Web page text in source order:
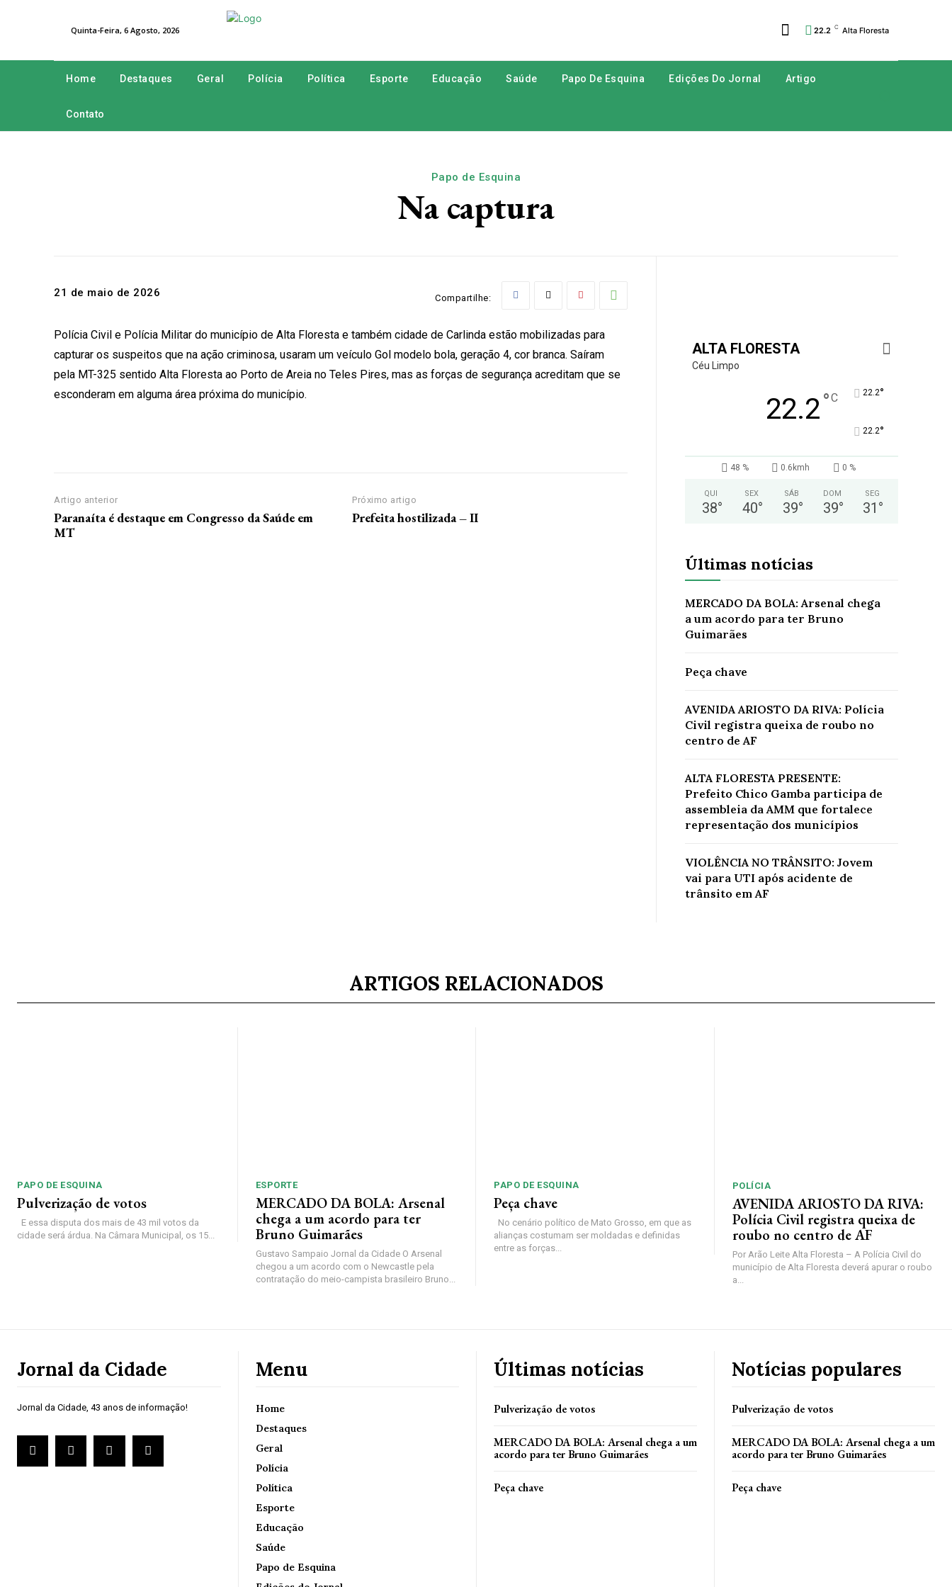
Quinta-Feira, 6 Agosto, 2026 22.2 C Alta Floresta
Home Destaques Geral Polícia Política Esporte Educação Saúde Papo De Esquina Edições Do Jornal Artigo
Contato
Papo de Esquina
Na captura
21 de maio de 2026 Compartilhe:
Polícia Civil e Polícia Militar do município de Alta Floresta e também cidade de Carlinda estão mobilizadas para
capturar os suspeitos que na ação criminosa, usaram um veículo Gol modelo bola, geração 4, cor branca. Saíram
pela MT-325 sentido Alta Floresta ao Porto de Areia no Teles Pires, mas as forças de segurança acreditam que se
esconderam em alguma área próxima do município.
Artigo anterior
Paranaíta é destaque em Congresso da Saúde em
MT
Próximo artigo
Prefeita hostilizada – II
ALTA FLORESTA
Céu Limpo
22.2°C 22.2°
22.2°
48 % 0.6kmh 0 %
QUI
38°
SEX
40°
SÁB
39°
DOM
39°
SEG
31 °
Últimas notícias
MERCADO DA BOLA: Arsenal chega
a um acordo para ter Bruno
Guimarães
Peça chave
AVENIDA ARIOSTO DA RIVA: Polícia
Civil registra queixa de roubo no
centro de AF
ALTA FLORESTA PRESENTE:
Prefeito Chico Gamba participa de
assembleia da AMM que fortalece
representação dos municípios
VIOLÊNCIA NO TRÂNSITO: Jovem
vai para UTI após acidente de
trânsito em AF
ARTIGOS RELACIONADOS
PAPO DE ESQUINA
Pulverização de votos
E essa disputa dos mais de 43 mil votos da
cidade será árdua. Na Câmara Municipal, os 15...
ESPORTE
MERCADO DA BOLA: Arsenal
chega a um acordo para ter
Bruno Guimarães
Gustavo Sampaio Jornal da Cidade O Arsenal
chegou a um acordo com o Newcastle pela
contratação do meio-campista brasileiro Bruno...
PAPO DE ESQUINA
Peça chave
No cenário político de Mato Grosso, em que as
alianças costumam ser moldadas e definidas
entre as forças...
POLÍCIA
AVENIDA ARIOSTO DA RIVA:
Polícia Civil registra queixa de
roubo no centro de AF
Por Arão Leite Alta Floresta – A Polícia Civil do
município de Alta Floresta deverá apurar o roubo
a...
Jornal da Cidade
Jornal da Cidade, 43 anos de informação!
Menu
Home
Destaques
Geral
Polícia
Política
Esporte
Educação
Saúde
Papo de Esquina
Últimas notícias
Pulverização de votos
MERCADO DA BOLA: Arsenal chega a um
acordo para ter Bruno Guimarães
Peça chave
Notícias populares
Pulverização de votos
MERCADO DA BOLA: Arsenal chega a um
acordo para ter Bruno Guimarães
Peça chave